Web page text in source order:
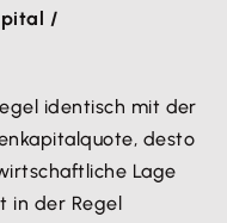
/
identisch mit der
desto
Lage
in der Regel